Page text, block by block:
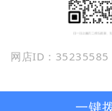
网店ID：35235585
一键